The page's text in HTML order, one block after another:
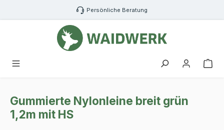
Zum Hauptinhalt springen Persönliche Beratung
Gummierte Nylonleine breit grün
1,2m mit HS